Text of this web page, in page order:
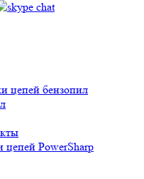
цепей бензопил
цепей PowerSharp